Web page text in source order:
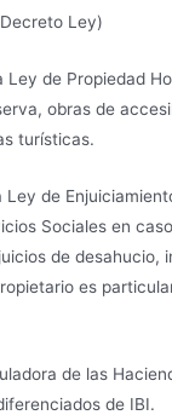
Ley)
Ley de Propiedad
obras de
turísticas.
de
Sociales en
de desahucio,
es
de las
de IBI.